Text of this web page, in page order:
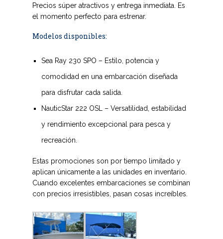
Precios súper atractivos y entrega inmediata. Es
el momento perfecto para estrenar.
Modelos disponibles:
Sea Ray 230 SPO – Estilo, potencia y
comodidad en una embarcación diseñada
para disfrutar cada salida.
NauticStar 222 OSL
– Versatilidad, estabilidad
y rendimiento excepcional para pesca y
recreación.
Estas promociones son por tiempo limitado y
aplican únicamente a las unidades en inventario.
Cuando excelentes embarcaciones se combinan
con precios irresistibles, pasan cosas increíbles.